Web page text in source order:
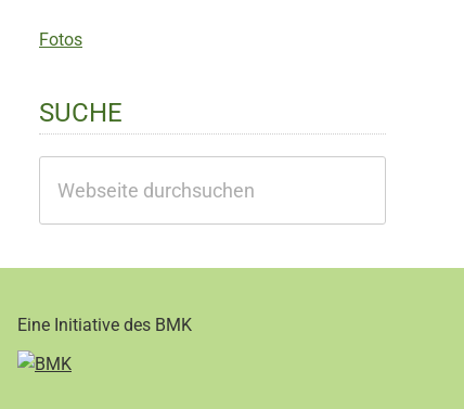
Fotos
SUCHE
durchsuchen
Eine Initiative des BMK